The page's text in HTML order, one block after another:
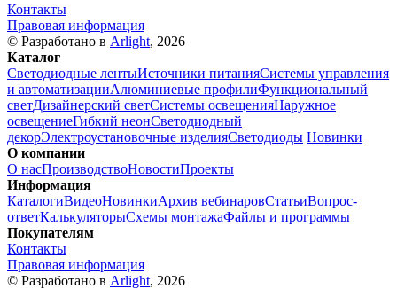
Контакты
Правовая информация
© Разработано в Arlight, 2026
Каталог
Светодиодные лентыИсточники питанияСистемы управления
и автоматизацииАлюминиевые профилиФункциональный
светДизайнерский светСистемы освещенияНаружное
освещениеГибкий неонСветодиодный
декорЭлектроустановочные изделияСветодиоды Новинки
О компании
О насПроизводствоНовостиПроекты
Информация
КаталогиВидеоНовинкиАрхив вебинаровСтатьиВопрос-
ответКалькуляторыСхемы монтажаФайлы и программы
Покупателям
Контакты
Правовая информация
© Разработано в Arlight, 2026